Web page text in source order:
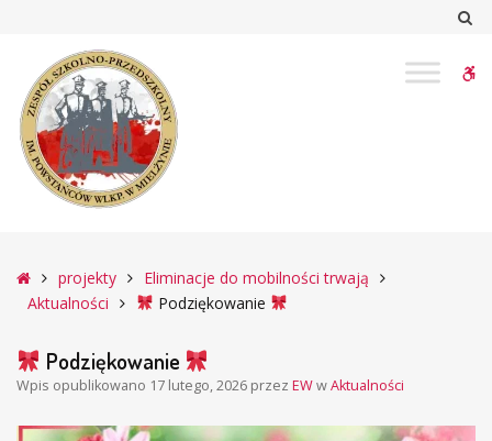
Podziękowanie
Głównaprojekty
Eliminacje do mobilności trwają
Aktualności
Podziękowanie
Podziękowanie
Wpis opublikowano 17 lutego, 2026 przez EWwAktualności